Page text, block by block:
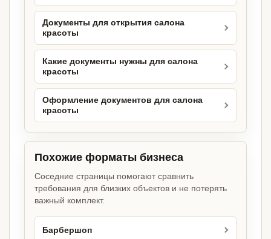
Документы для открытия салона
красоты
Какие документы нужны для салона
красоты
Оформление документов для салона
красоты
Похожие форматы бизнеса
Соседние страницы помогают сравнить
требования для близких объектов и не потерять
важный комплект.
Барбершоп